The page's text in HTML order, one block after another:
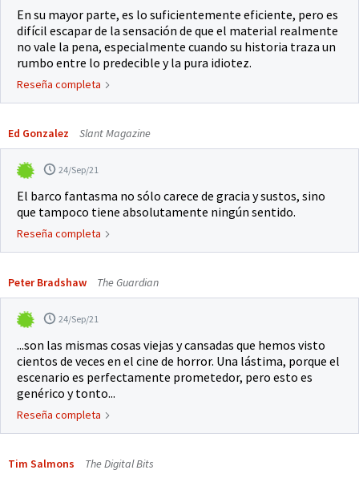
En su mayor parte, es lo suficientemente eficiente, pero es
difícil escapar de la sensación de que el material realmente
no vale la pena, especialmente cuando su historia traza un
rumbo entre lo predecible y la pura idiotez.
Reseña completa
Ed Gonzalez Slant Magazine
24/Sep/21
El barco fantasma no sólo carece de gracia y sustos, sino
que tampoco tiene absolutamente ningún sentido.
Reseña completa
Peter Bradshaw The Guardian
24/Sep/21
...son las mismas cosas viejas y cansadas que hemos visto
cientos de veces en el cine de horror. Una lástima, porque el
escenario es perfectamente prometedor, pero esto es
genérico y tonto...
Reseña completa
Tim Salmons The Digital Bits